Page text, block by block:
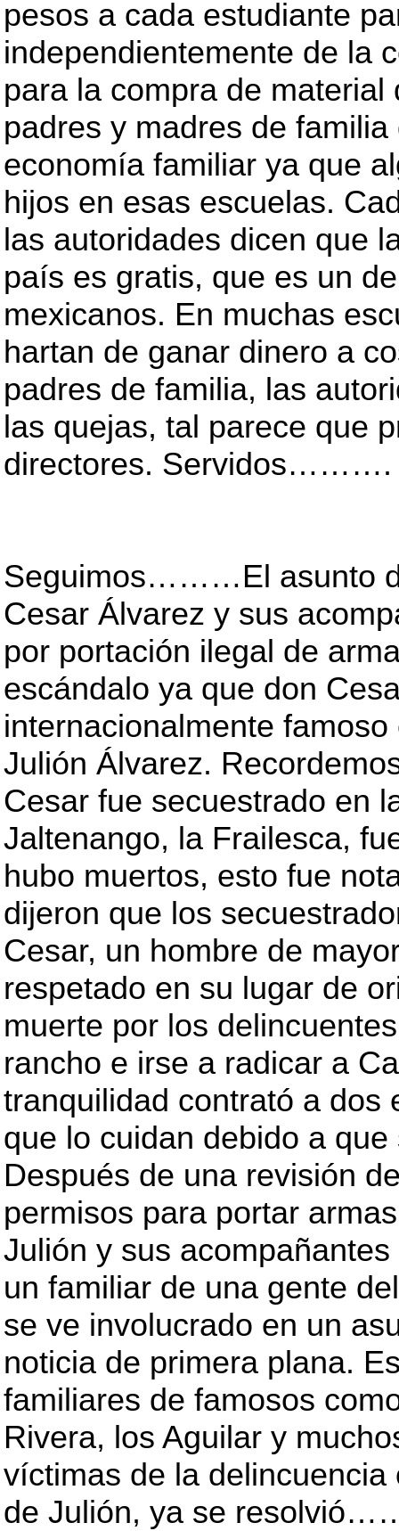
pesos a cada estudiante
independientemente de la
para la compra de
padres y madres de
economía familiar ya que
hijos en esas escuelas.
las autoridades dicen que
país es gratis, que es un
mexicanos. En muchas
hartan de ganar dinero a
padres de familia, las
las quejas, tal parece que
directores. Servidos……….
Seguimos………El asunto
Cesar Álvarez y sus
por portación ilegal de
escándalo ya que don
internacionalmente
Julión Álvarez.
Cesar fue secuestrado en
Jaltenango, la Frailesca,
hubo muertos, esto fue
dijeron que los
Cesar, un hombre de
respetado en su lugar de
muerte por los
rancho e irse a radicar a
tranquilidad contrató a dos
que lo cuidan debido a
Después de una revisión
permisos para portar
Julión y sus
un familiar de una gente
se ve involucrado en un
noticia de primera plana.
familiares de famosos
Rivera, los Aguilar y
víctimas de la
de Julión, ya se